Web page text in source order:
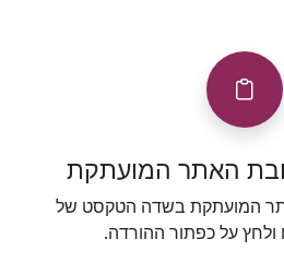
האתר המועתקת
המועתקת בשדה הטקסט של
ולחץ על כפתור ההורדה.